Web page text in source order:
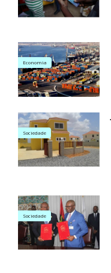
Economia
Sociedade
Sociedade